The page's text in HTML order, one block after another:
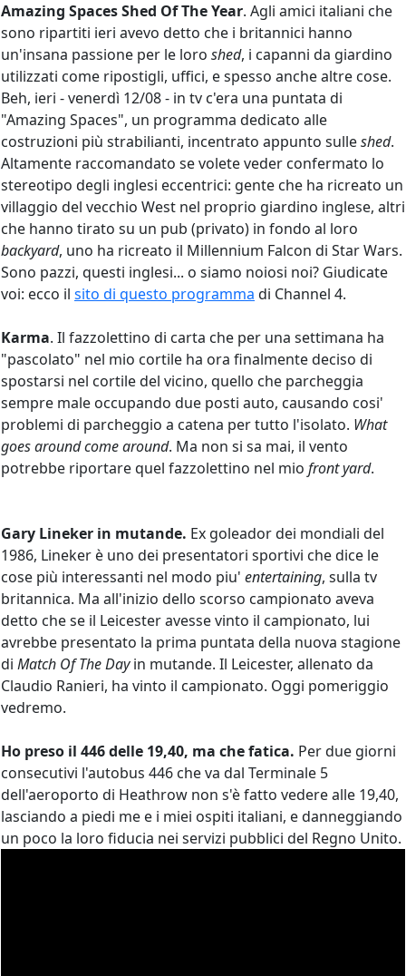
Amazing Spaces Shed Of The Year. Agli amici italiani che
sono ripartiti ieri avevo detto che i britannici hanno
un'insana passione per le loro shed, i capanni da giardino
utilizzati come ripostigli, uffici, e spesso anche altre cose.
Beh, ieri - venerdì 12/08 - in tv c'era una puntata di
"Amazing Spaces", un programma dedicato alle
costruzioni più strabilianti, incentrato appunto sulleshed.
Altamente raccomandato se volete veder confermato lo
stereotipo degli inglesi eccentrici: gente che ha ricreato un
villaggio del vecchio West nel proprio giardino inglese, altri
che hanno tirato su un pub (privato) in fondo al loro
backyard, uno ha ricreato il Millennium Falcon di Star Wars.
Sono pazzi, questi inglesi... o siamo noiosi noi? Giudicate
voi: ecco il sito di questo programma di Channel 4.
Karma. Il fazzolettino di carta che per una settimana ha
"pascolato" nel mio cortile ha ora finalmente deciso di
spostarsi nel cortile del vicino, quello che parcheggia
sempre male occupando due posti auto, causando cosi'
problemi di parcheggio a catena per tutto l'isolato. What
goes around come around. Ma non si sa mai, il vento
potrebbe riportare quel fazzolettino nel mio front yard.
Gary Lineker in mutande. Ex goleador dei mondiali del
1986, Lineker è uno dei presentatori sportivi che dice le
cose più interessanti nel modo piu' entertaining, sulla tv
britannica. Ma all'inizio dello scorso campionato aveva
detto che se il Leicester avesse vinto il campionato, lui
avrebbe presentato la prima puntata della nuova stagione
di Match Of The Dayin mutande. Il Leicester, allenato da
Claudio Ranieri, ha vinto il campionato. Oggi pomeriggio
vedremo.
Ho preso il 446 delle 19,40, ma che fatica. Per due giorni
consecutivi l'autobus 446 che va dal Terminale 5
dell'aeroporto di Heathrow non s'è fatto vedere alle 19,40,
lasciando a piedi me e i miei ospiti italiani, e danneggiando
un poco la loro fiducia nei servizi pubblici del Regno Unito.